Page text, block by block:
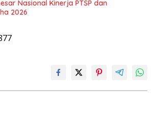
Nasional Kinerja PTSP dan
2026